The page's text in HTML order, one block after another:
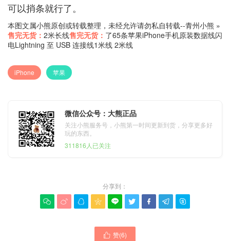
可以捎条就行了。
本图文属小熊原创或转载整理，未经允许请勿私自转载--青州小熊 »
售完无货： 2米长线售完无货： 了65条苹果iPhone手机原装数据线闪
电Lightning 至 USB 连接线1米线 2米线
iPhone 苹果
微信公众号：大熊正品
关注小熊服务号，小熊第一时间更新到货，分享更多好
玩的东西。
311816人已关注
分享到：
        
 赞(6)